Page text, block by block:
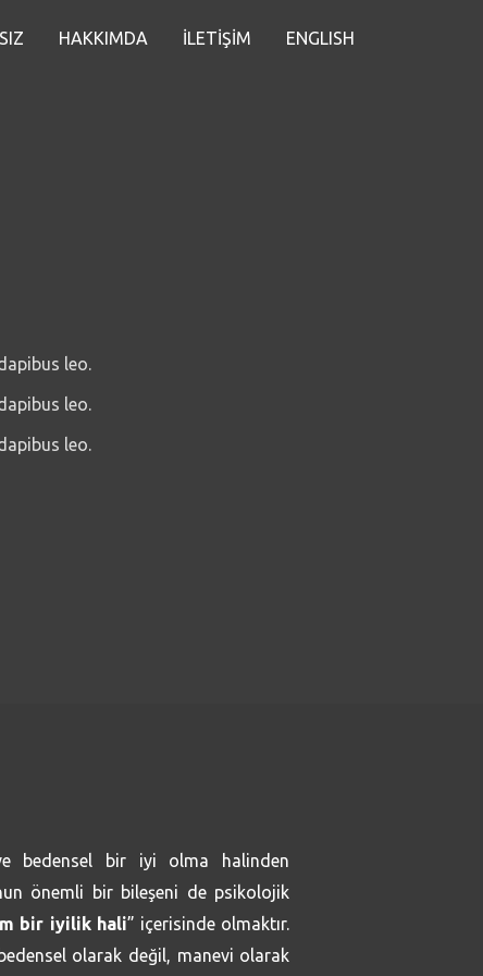
HAKKIMDA İLETİŞİM ENGLISH
leo.
leo.
leo.
bedensel bir iyi olma halinden
önemli bir bileşeni de psikolojik
bir iyilik hali” içerisinde olmaktır.
olarak değil, manevi olarak